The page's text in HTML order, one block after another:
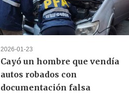
2026-01-23
Cayó un hombre que vendía
autos robados con
documentación falsa